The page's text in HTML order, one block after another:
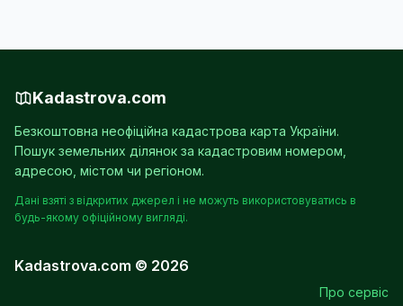
Kadastrova.com
Безкоштовна неофіційна кадастрова карта України.
Пошук земельних ділянок за кадастровим номером,
адресою, містом чи регіоном.
Дані взяті з відкритих джерел і не можуть використовуватись в
будь-якому офіційному вигляді.
Kadastrova.com © 2026
Про сервіс